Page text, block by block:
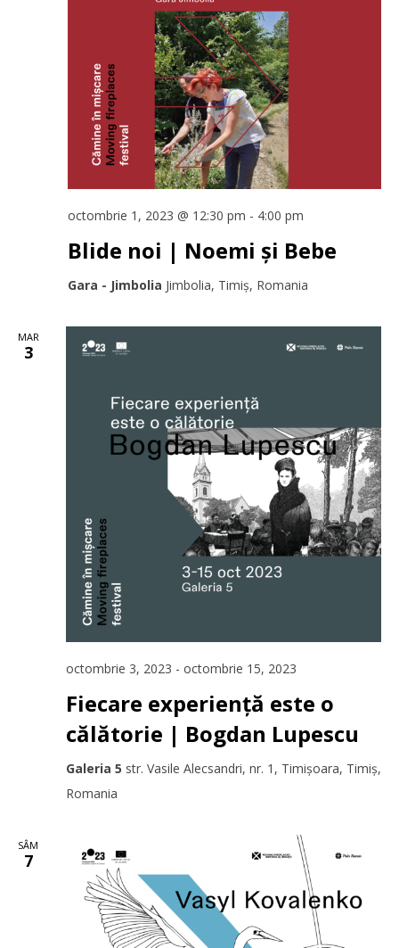
octombrie 1, 2023 @ 12:30 pm - 4:00 pm
Blide noi | Noemi și Bebe
Gara - Jimbolia Jimbolia, Timiș, Romania
MAR
3
octombrie 3, 2023 - octombrie 15, 2023
Fiecare experiență este o
călătorie | Bogdan Lupescu
Galeria 5 str. Vasile Alecsandri, nr. 1, Timișoara, Timiș,
Romania
SÂM
7